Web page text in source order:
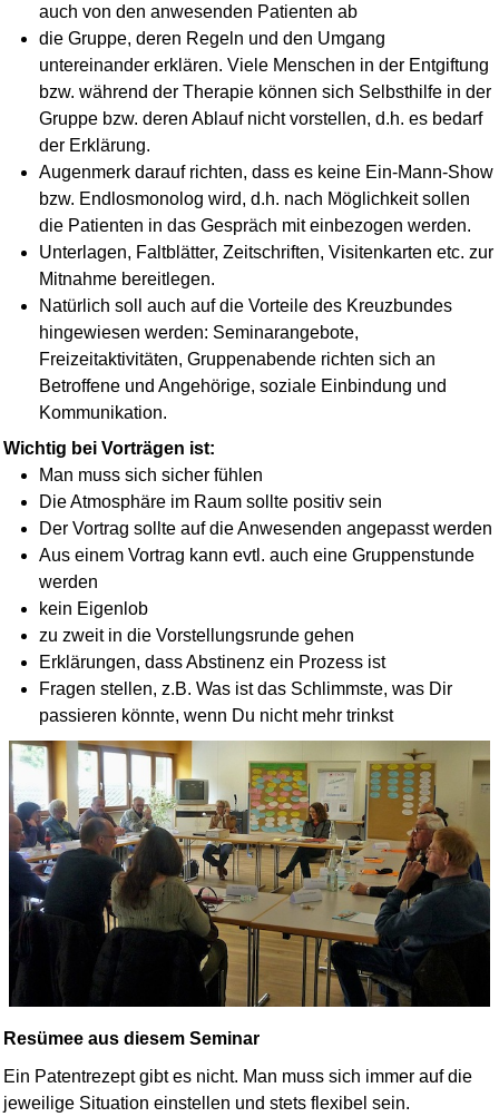
auch von den anwesenden Patienten ab
die Gruppe, deren Regeln und den Umgang
untereinander erklären. Viele Menschen in der Entgiftung
bzw. während der Therapie können sich Selbsthilfe in der
Gruppe bzw. deren Ablauf nicht vorstellen, d.h. es bedarf
der Erklärung.
Augenmerk darauf richten, dass es keine Ein-Mann-Show
bzw. Endlosmonolog wird, d.h. nach Möglichkeit sollen
die Patienten in das Gespräch mit einbezogen werden.
Unterlagen, Faltblätter, Zeitschriften, Visitenkarten etc. zur
Mitnahme bereitlegen.
Natürlich soll auch auf die Vorteile des Kreuzbundes
hingewiesen werden: Seminar­angebote,
Freizeitaktivitäten, Gruppen­abende richten sich an
Betroffene und Angehörige, soziale Einbindung und
Kommuni­kation.
Wichtig bei Vorträgen ist:
Man muss sich sicher fühlen
Die Atmosphäre im Raum sollte positiv sein
Der Vortrag sollte auf die Anwesenden angepasst werden
Aus einem Vortrag kann evtl. auch eine Gruppenstunde
werden
kein Eigenlob
zu zweit in die Vorstellungs­runde gehen
Erklärungen, dass Abstinenz ein Prozess ist
Fragen stellen, z.B. Was ist das Schlimmste, was Dir
passieren könnte, wenn Du nicht mehr trinkst
Resümee aus diesem Seminar
Ein Patentrezept gibt es nicht. Man muss sich immer auf die
jeweilige Situation einstellen und stets flexibel sein.